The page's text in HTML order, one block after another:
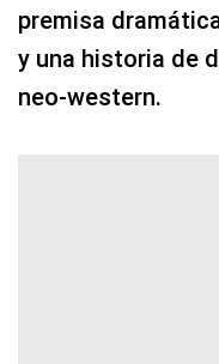
premisa
y una historia de
neo‑western.